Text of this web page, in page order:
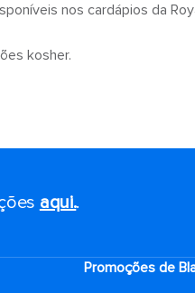
nos cardápios da
kosher.
aqui..
Promoções de